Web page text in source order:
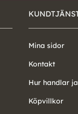
Mina sidor
Kontakt
Hur handlar
Köpvillkor